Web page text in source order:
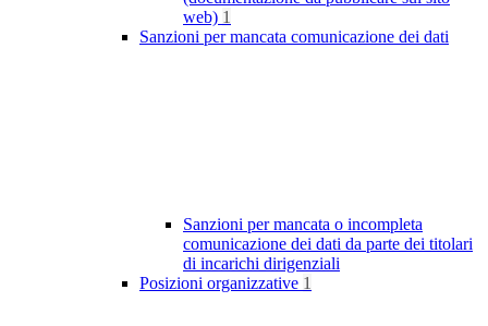
web) 1
Sanzioni per mancata comunicazione dei dati
Sanzioni per mancata o incompleta
comunicazione dei dati da parte dei titolari
di incarichi dirigenziali
Posizioni organizzative 1